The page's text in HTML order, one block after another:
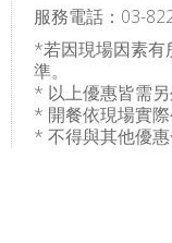
服務電話：03-
*若因現場因素有
準。
* 以上優惠皆需另
* 開餐依現場實際
* 不得與其他優惠